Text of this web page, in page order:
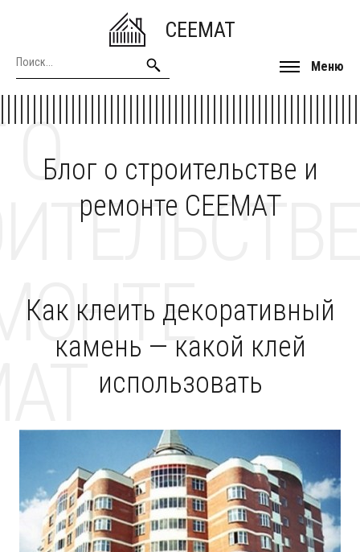
CEEMAT
Меню
Блог о строительстве и
ремонте CEEMAT
О
Как клеить декоративный
камень — какой клей
использовать